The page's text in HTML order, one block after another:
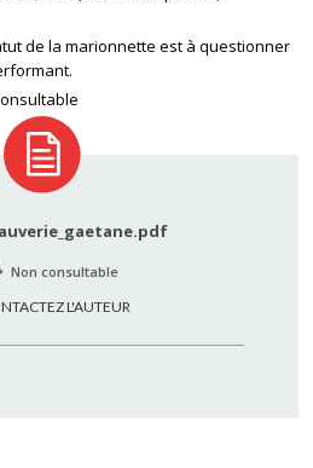
de la marionnette est à questionner
Non consultable
L'AUTEUR